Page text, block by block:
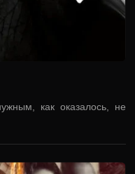
как оказалось, не